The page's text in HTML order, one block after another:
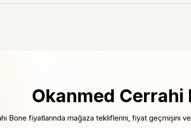
Okanmed Cerrahi
Bone fiyatlarında mağaza tekliflerini, fiyat geçmişini ve